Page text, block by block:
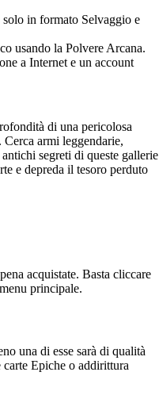
solo in formato Selvaggio e
usando la Polvere Arcana.
a Internet e un account
di una pericolosa
armi leggendarie,
segreti di queste gallerie
e depreda il tesoro perduto
acquistate. Basta cliccare
principale.
una di esse sarà di qualità
Epiche o addirittura